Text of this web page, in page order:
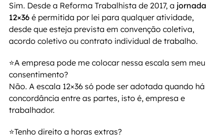
Sim. Desde a Reforma Trabalhista de 2017, a jornada
12×36 é permitida por lei para qualquer atividade,
desde que esteja prevista em convenção coletiva,
acordo coletivo ou contrato individual de trabalho.
⭐A empresa pode me colocar nessa escala sem meu
consentimento?
Não. A escala 12×36 só pode ser adotada quando há
concordância entre as partes, isto é, empresa e
trabalhador.
⭐Tenho direito a horas extras?